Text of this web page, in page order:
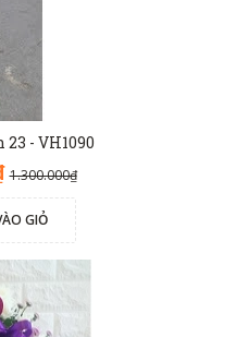
23 - VH1090
1.300.000₫
GIỎ